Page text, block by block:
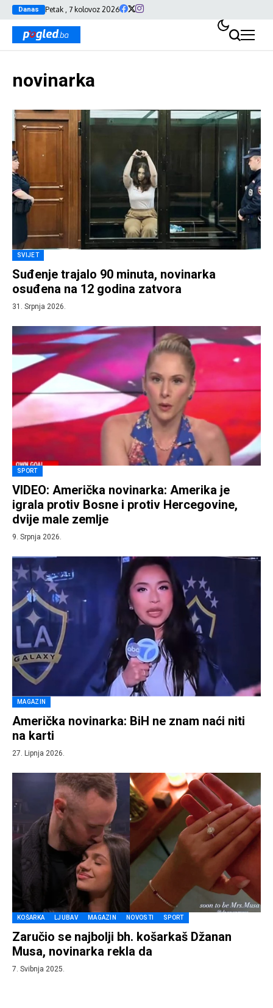
Danas Petak , 7 kolovoz 2026
novinarka
SVIJET
Suđenje trajalo 90 minuta, novinarka
osuđena na 12 godina zatvora
31. Srpnja 2026.
SPORT
VIDEO: Američka novinarka: Amerika je
igrala protiv Bosne i protiv Hercegovine,
dvije male zemlje
9. Srpnja 2026.
MAGAZIN
Američka novinarka: BiH ne znam naći niti
na karti
27. Lipnja 2026.
KOŠARKA LJUBAV MAGAZIN NOVOSTI SPORT
Zaručio se najbolji bh. košarkaš Džanan
Musa, novinarka rekla da
7. Svibnja 2025.